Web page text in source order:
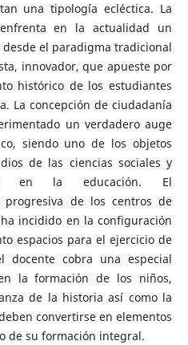
una tipología ecléctica. La
en la actualidad un
el paradigma tradicional
innovador, que apueste por
histórico de los estudiantes
La concepción de ciudadanía
un verdadero auge
siendo uno de los objetos
de las ciencias sociales y
en la educación. El
progresiva de los centros de
incidido en la configuración
espacios para el ejercicio de
docente cobra una especial
la formación de los niños,
de la historia así como la
convertirse en elementos
de su formación integral.